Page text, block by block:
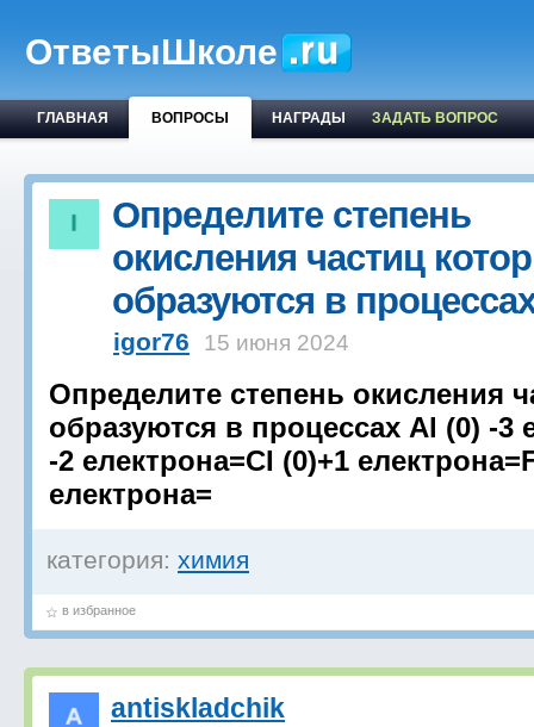
ОтветыШколе
ГЛАВНАЯ ВОПРОСЫ НАГРАДЫ ЗАДАТЬ ВОПРОС
Определите степень
окисления частиц
образуются в
igor76 15 июня 2024
Определите степень окисления
образуются в процессах Al (0) -3
-2 електрона=CI (0)+1
електрона=
категория: химия
в избранное
antiskladchik